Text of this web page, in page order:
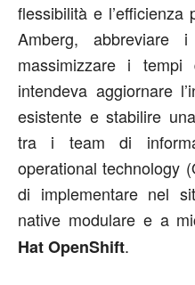
flessibilità e l’efficienza
Amberg,
massimizzare i
intendeva aggiornare
esistente e stabilire
tra i team di
operational technology
di implementare nel
native modulare e a
Hat OpenShift.